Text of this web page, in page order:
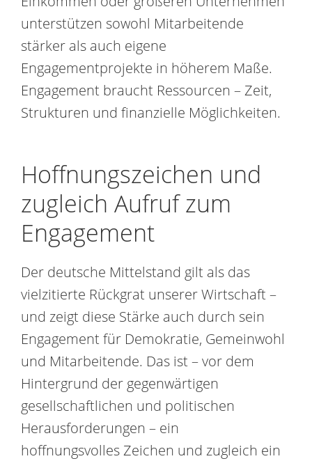
unterstützen sowohl Mitarbeitende
stärker als auch eigene
Engagementprojekte in höherem Maße.
Engagement braucht Ressourcen – Zeit,
Strukturen und finanzielle Möglichkeiten.
Hoffnungszeichen und
zugleich Aufruf zum
Engagement
Der deutsche Mittelstand gilt als das
vielzitierte Rückgrat unserer Wirtschaft –
und zeigt diese Stärke auch durch sein
Engagement für Demokratie, Gemeinwohl
und Mitarbeitende. Das ist – vor dem
Hintergrund der gegenwärtigen
gesellschaftlichen und politischen
Herausforderungen – ein
hoffnungsvolles Zeichen und zugleich ein